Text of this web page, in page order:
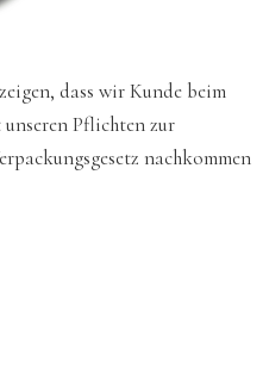
dass wir Kunde beim
Pflichten zur
nachkommen